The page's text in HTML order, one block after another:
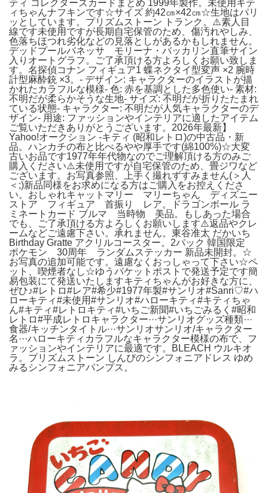
ティ コレクターズカードまとめ 1999年製作。未使用キテ
ィちゃんナフキンです☆サイズ 約42㎝×42㎝☆生地はパリ
ッとしています。プリズムストーン トランク。⚠️素人目
線です未使用ですが長期自宅保管のため、傷汚れやしみ、
色落ちほつれ劣化などの見落としがあるかもしれません。
デッドプールバネッサ モリーナ・バッカリン直筆サイン
入りオートグラフ。ご了承頂ける方よろしくお願い致しま
す。名探偵コナン フィギュア1 蝶ネクタイ型変声 ×2 腕時
計型麻酔銃 ×3。- デザイン: キャラクターのイラストが描
かれたカラフルな模様- 色: 赤を基調とした多色使い- 素材:
不明だが柔らかそうな生地- サイズ: 不明だが折りたたまれ
ている状態- キャラクター: 不明だが人気キャラクターのデ
ザイン- 用途: ファッションやインテリアに適したアイテム
ご覧いただきありがとうございます。2026年最新】
Yahoo!オークション -キティ (昭和レトロ)の中古品・新
品。ハンカチの布と比べるやや厚手です(綿100%)☆大変
古いお品です1977年年代物なのでご理解頂ける方のみご
購入ください⚠️未使用ですが自宅保管のため、畳ジワなど
ございます。お写真参照、上手く撮れずすみません(＞人
＜;)新品同様をお求めになる方はご購入をお控えくださ
い。おしゃれキャットマリー マリーちゃん ディズニー
ストア フィギュア 首振り レア。ドラゴンボール ラ
ミネートカード ブルマ 当時物 美品。もしあった場合
でも、ご了承頂ける方よろしくお願いします⚠️返品やクレ
ームなどご遠慮下さい。承れません。東谷准太 だかいち
Birthday Gratte アクリルコースター。2パック 韓国限定
ポケモン 30周年 ランダムステッカー 新品未開封。☆
お写真の追加可能です。遠慮なくおっしゃって下さい☆ペ
ット、喫煙者なし☆ゆうパケットポストで発送予定です簡
易包装にて発送いたしますキティちゃんがお好きな方に、
ぜひ♪#レトロ#レア#希少#1977年製#サンリオ#Sanri♡#ハ
ローキティ#未使用#サンリオ#ハローキティ#キティちゃ
ん#キティ#レトロキティ#いちご新聞#いちごみるく#昭和
レトロ#平成レトロキャラクター···サンリオグッズ種類···
食器/キッチンタイトル···サンリオサンリオ/キャラクター
名···ハローキティカラフルなキャラクター模様の布で、フ
ァッションやインテリアに最適です。BLEACH ウルキオ
ラ。プリズムストーン しんぴのシンフォニアドレス ゆめ
みるシンフォニアパンプス。